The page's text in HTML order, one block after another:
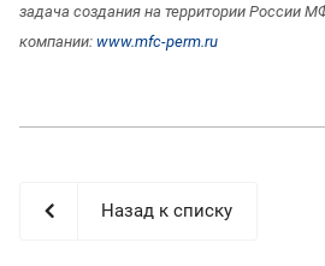
задача создания на территории России
компании: www.mfc-perm.ru
Назад к списку